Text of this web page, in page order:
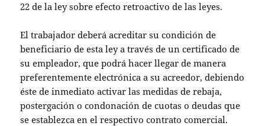
22 de la ley sobre efecto retroactivo de las leyes.
El trabajador deberá acreditar su condición de
beneficiario de esta ley a través de un certificado de
su empleador, que podrá hacer llegar de manera
preferentemente electrónica a su acreedor, debiendo
éste de inmediato activar las medidas de rebaja,
postergación o condonación de cuotas o deudas que
se establezca en el respectivo contrato comercial.